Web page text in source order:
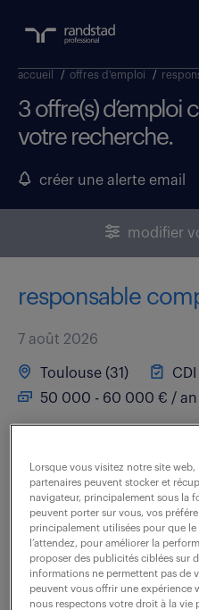
accueil / offres d'emploi /
3 offre(s) d’emploi
votre recherche.
créer une alerte email
modifier
responsable
7 août 2026
Toulouse (31)
CDI
50 000 - 60 000 € / an
l'ensemble du service
ce titre, vous êtes garant
qualité de l'information
voir l'offre
Lorsque vous visitez notre site
partenaires peuvent stocker et
navigateur, principalement sous la
peuvent porter sur vous, vos
principalement utilisées pour que
l’attendez, pour améliorer la
proposer des publicités ciblées sur
informations ne permettent pas de
peuvent vous offrir une expérience
nous respectons votre droit à la vie